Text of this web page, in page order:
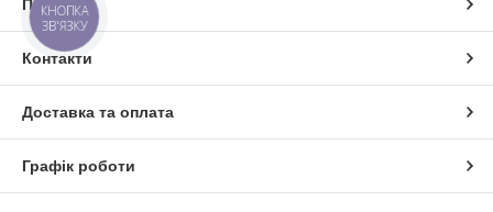
Про нас
Контакти
Доставка та оплата
Графік роботи
КНОПКА
ЗВ'ЯЗКУ